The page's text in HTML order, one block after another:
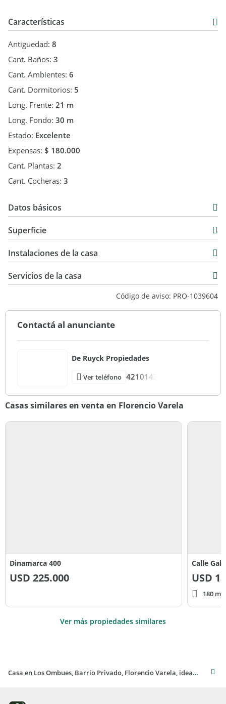
Características
Antiguedad: 8
Cant. Baños: 3
Cant. Ambientes: 6
Cant. Dormitorios: 5
Long. Frente: 21 m
Long. Fondo: 30 m
Estado: Excelente
Expensas: $ 180.000
Cant. Plantas: 2
Cant. Cocheras: 3
Datos básicos
USD 180.000
Superficie
633 m2
460 m2
Instalaciones de la casa
Servicios de la casa
Código de aviso: PRO-1039604
Contactá al anunciante
De Ruyck Propiedades
Ver teléfono 4210143
Casas similares en venta en Florencio Varela
Dinamarca 400
USD 225.000
Calle
USD
180
Ver más propiedades similares
Casa en Los Ombues, Barrio Privado, Florencio Varela, ideal vivienda permanente o fin de semana